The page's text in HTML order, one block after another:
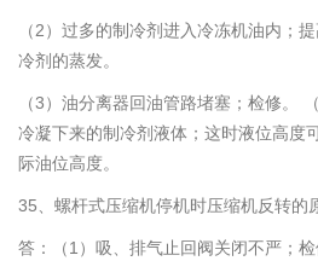
（2）过多的制冷剂进入冷冻机油内；
冷剂的蒸发。
（3）油分离器回油管路堵塞；检修。
冷凝下来的制冷剂液体；这时液位高度
际油位高度。
35、螺杆式压缩机停机时压缩机反转的
答：（1）吸、排气止回阀关闭不严；检